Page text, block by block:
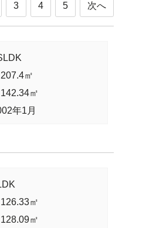
3 4 5 次へ
㎡
㎡
年1月
㎡
㎡